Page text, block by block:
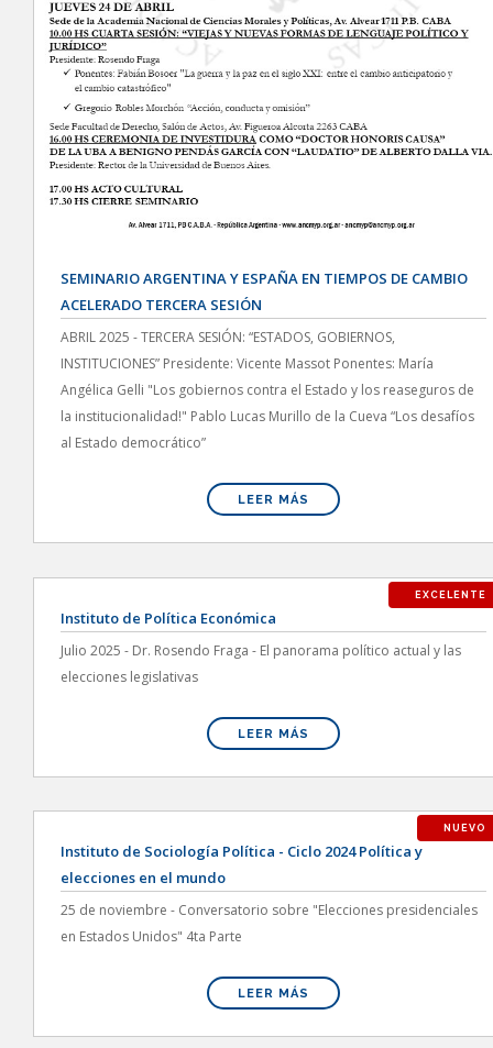
SEMINARIO ARGENTINA Y ESPAÑA EN TIEMPOS DE CAMBIO
ACELERADO TERCERA SESIÓN
ABRIL 2025 - TERCERA SESIÓN: “ESTADOS, GOBIERNOS,
INSTITUCIONES” Presidente: Vicente Massot Ponentes: María
Angélica Gelli "Los gobiernos contra el Estado y los reaseguros de
la institucionalidad!" Pablo Lucas Murillo de la Cueva “Los desafíos
al Estado democrático”
LEER MÁS
EXCELENTE
Instituto de Política Económica
Julio 2025 - Dr. Rosendo Fraga - El panorama político actual y las
elecciones legislativas
LEER MÁS
NUEVO
Instituto de Sociología Política - Ciclo 2024 Política y
elecciones en el mundo
25 de noviembre - Conversatorio sobre "Elecciones presidenciales
en Estados Unidos" 4ta Parte
LEER MÁS